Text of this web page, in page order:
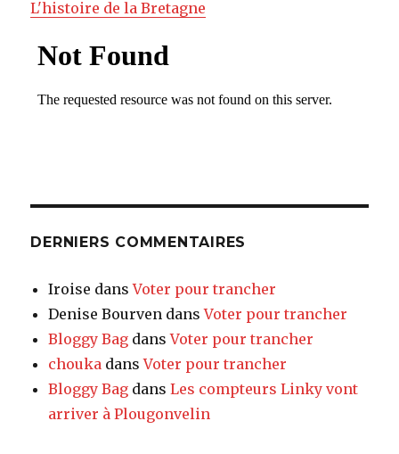
L'histoire de la Bretagne
DERNIERS COMMENTAIRES
Iroise dansVoter pour trancher
Denise Bourven dansVoter pour trancher
Bloggy Bag dansVoter pour trancher
chouka dansVoter pour trancher
Bloggy Bag dansLes compteurs Linky vont
arriver à Plougonvelin